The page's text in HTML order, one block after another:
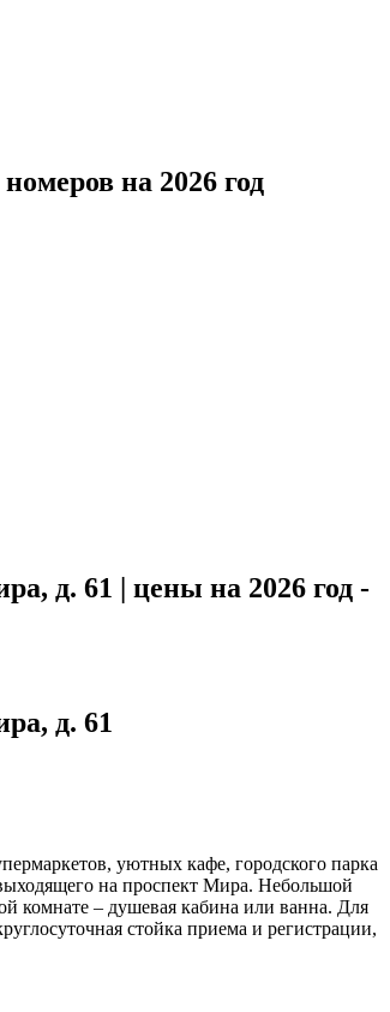
на 2026 год
д. 61 | цены на 2026 год -
д. 61
уютных кафе, городского парка
на проспект Мира. Небольшой
комнате – душевая кабина или ванна. Для
стойка приема и регистрации,